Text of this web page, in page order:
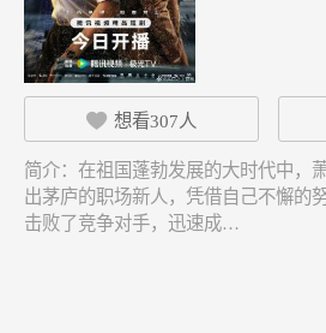
 想看307人
简介： 在祖国蓬勃发展的大时代中，
出茅庐的职场新人，凭借自己不懈的
击败了竞争对手，迅速成…